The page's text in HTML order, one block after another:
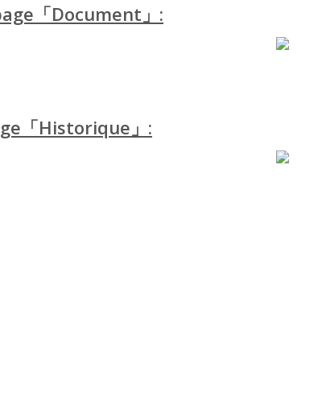
「Document」:
「Historique」: